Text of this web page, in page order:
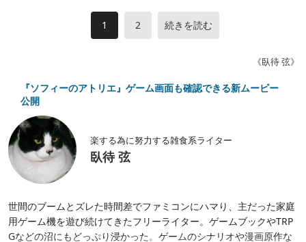
1 2 続きを読む
《臥待 弦》
『ソフィーのアトリエ』ゲーム画面も確認できる新ムービー
公開
楽する為に努力する雑食系ライター
臥待 弦
世間のブームとズレた時間差でファミコンにハマり、主だった家庭
用ゲーム機を遊び続けてきたフリーライター。ゲームブックやTRP
Gなどの沼にもどっぷり浸かった。ゲームのシナリオや漫画原作な